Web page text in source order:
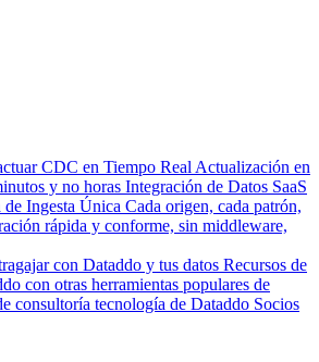
CDC en Tiempo Real Actualización en
y no horas Integración de Datos SaaS
de Ingesta Única Cada origen, cada patrón,
rápida y conforme, sin middleware,
con Dataddo y tus datos Recursos de
con otras herramientas populares de
consultoría tecnología de Dataddo Socios